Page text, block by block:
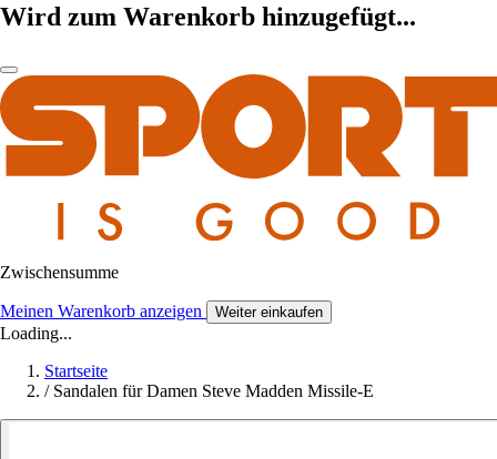
Wird zum Warenkorb hinzugefügt...
Zwischensumme
Meinen Warenkorb anzeigen Weiter einkaufen
Loading...
Startseite
/ Sandalen für Damen Steve Madden Missile-E